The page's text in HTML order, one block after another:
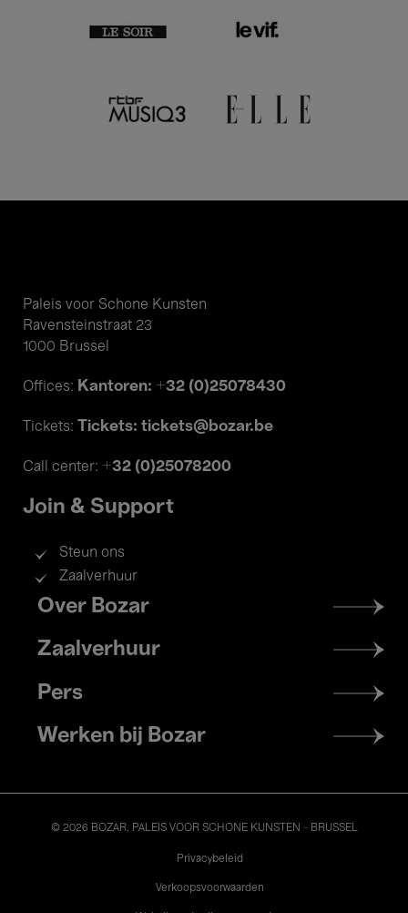
Paleis voor Schone Kunsten
Ravensteinstraat 23
1000 Brussel
Offices: Kantoren: +32 (0)25078430
Tickets: Tickets: tickets@bozar.be
Call center: +32 (0)25078200
Join & Support
Steun ons
Zaalverhuur
Footer
menu
Over Bozar
Zaalverhuur
Pers
Werken bij Bozar
© 2026 BOZAR. PALEIS VOOR SCHONE KUNSTEN - BRUSSEL
Privacybeleid
Verkoopsvoorwaarden